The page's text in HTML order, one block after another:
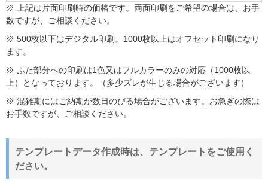
※ 上記は片面印刷時の価格です。両面印刷をご希望の場合は、お手
数ですが、ご相談ください。
※ 500枚以下はデジタル印刷。1000枚以上はオフセット印刷になり
ます。
※ ふた部分への印刷は1色又はフルカラーのみの対応（1000枚以
上）となっております。（多少ズレが生じる場合がございます）
※ 混雑期にはご納期が数日のびる場合がございます。お急ぎの際は
お手数ですが、ご相談ください。
テンプレートデータ作成時は、テンプレートをご使用く
ださい。